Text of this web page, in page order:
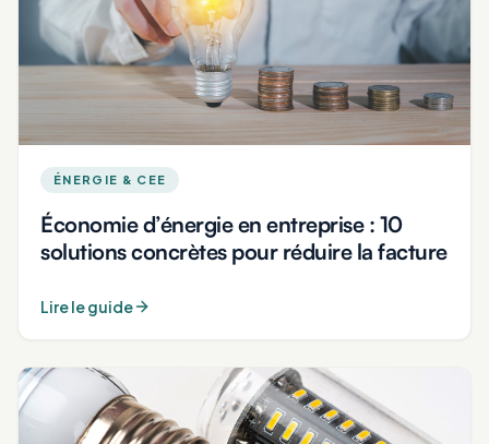
ÉNERGIE & CEE
Économie d’énergie en entreprise : 10
solutions concrètes pour réduire la facture
Lire le guide